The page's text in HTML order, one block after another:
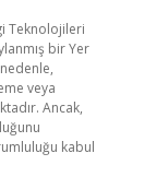
Teknolojileri
bir Yer
veya
Ancak,
kabul